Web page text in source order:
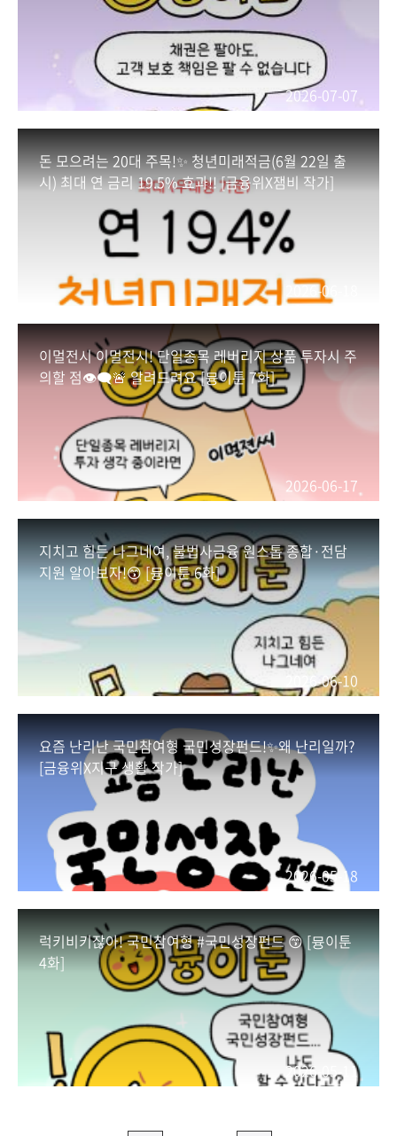
#금융위원회 #금융위 #새도약기금 #자영업자 #소
상공인 #취약계층 #사람살리는금융 #장기연체 #
장기연체자 #경제선순환
2026-07-07
돈 모으려는 20대 주목!✨ 청년미래적금(6월 22일 출
시) 최대 연 금리 19.5% 효과!! [금융위X잼비 작가]
2026-06-18
이멀전시 이멀전시! 단일종목 레버리지 상품 투자시 주
의할 점👁‍🗨🚨 알려드려요 [뮹이툰 7화]
2026-06-17
지치고 힘든 나그네여, 불법사금융 원스톱 종합·전담
지원 알아보자!😙 [뮹이툰 6화]
2026-06-10
요즘 난리난 국민참여형 국민성장펀드!✨왜 난리일까?
[금융위X지구 생활 작가]
2026-05-18
럭키비키잖아! 국민참여형 #국민성장펀드 😙 [뮹이툰
4화]
2026-05-11